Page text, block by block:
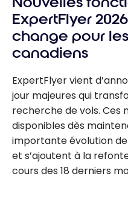
ExpertFlyer
change pour
canadiens
ExpertFlyer vient
jour majeures qui
recherche de vols. Ces
disponibles dès
importante évolution
et s’ajoutent à la
cours des 18 derniers